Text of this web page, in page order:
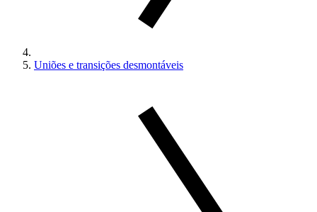
Uniões e transições desmontáveis